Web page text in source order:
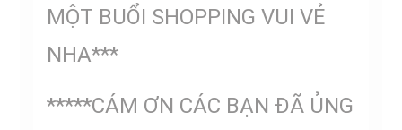
MỘT BUỔI SHOPPING VUI VẺ
NHA***
*****CÁM ƠN CÁC BẠN ĐÃ ỦNG